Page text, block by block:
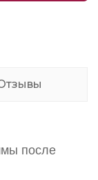
после